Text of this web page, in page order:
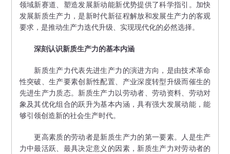
领域新赛道、塑造发展新动能新优势提供了科学指引。加快
发展新质生产力，是新时代新征程解放和发展生产力的客观
要求，是推动生产力迭代升级、实现现代化的必然选择。
深刻认识新质生产力的基本内涵
新质生产力代表先进生产力的演进方向，是由技术革命
性突破、生产要素创新性配置、产业深度转型升级而催生的
先进生产力质态。新质生产力以劳动者、劳动资料、劳动对
象及其优化组合的跃升为基本内涵，具有强大发展动能，能
够引领创造新的社会生产时代。
更高素质的劳动者是新质生产力的第一要素。人是生产
力中最活跃、最具决定意义的因素，新质生产力对劳动者的